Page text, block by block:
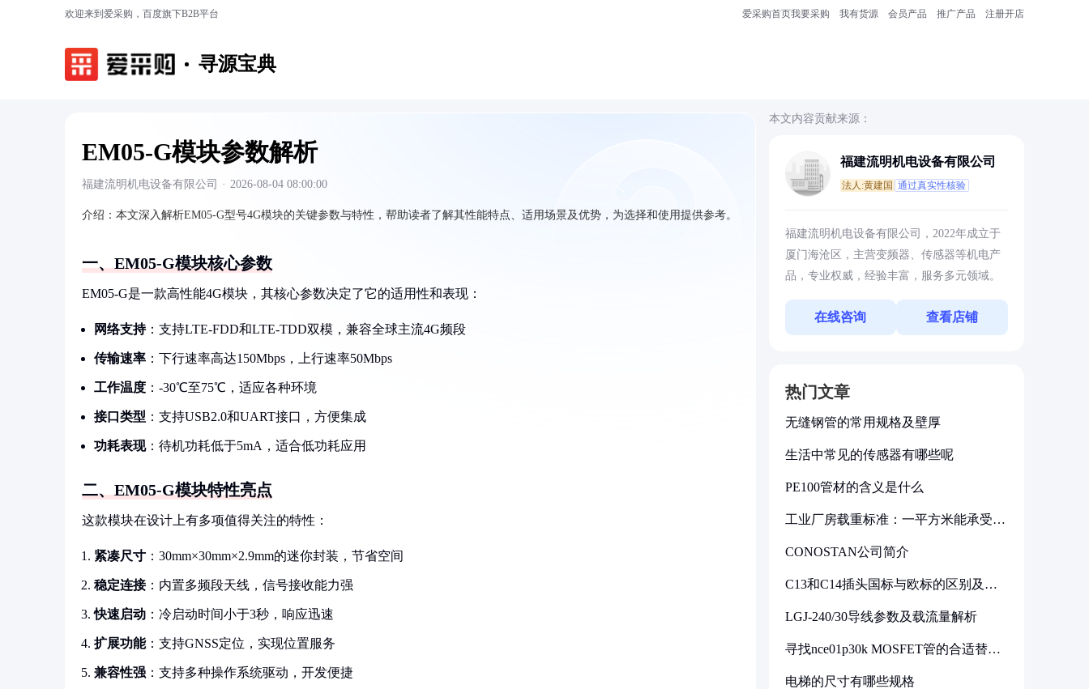
欢迎来到爱采购，百度旗下B2B平台 爱采购首页我要采购 我有货源 会员产品 推广产品 注册开店
寻源宝典
EM05-G模块参数解析
福建流明机电设备有限公司 · 2026-08-04 08:00:00
介绍： 本文深入解析EM05-G型号4G模块的关键参数与特性，帮助读者了解其性能特点、适用场景及优势，为选择和使用提供参考。
一、EM05-G模块核心参数
EM05-G是一款高性能4G模块，其核心参数决定了它的适用性和表现：
网络支持：支持LTE-FDD和LTE-TDD双模，兼容全球主流4G频段
传输速率 ：下行速率高达150Mbps，上行速率50Mbps
工作温度 ：-30℃至75℃，适应各种环境
接口类型 ：支持USB2.0和UART接口，方便集成
功耗表现：待机功耗低于5mA，适合低功耗应用
二、EM05-G模块特性亮点
这款模块在设计上有多项值得关注的特性：
紧凑尺寸 ：30mm×30mm×2.9mm的迷你封装，节省空间
稳定连接：内置多频段天线，信号接收能力强
快速启动 ：冷启动时间小于3秒，响应迅速
扩展功能：支持GNSS定位，实现位置服务
兼容性强 ：支持多种操作系统驱动，开发便捷
本文内容贡献来源：
福建流明机电设备有限公司
法人:黄建国 通过真实性核验
福建流明机电设备有限公司，2022年成立于
厦门海沧区，主营变频器、传感器等机电产
品，专业权威，经验丰富，服务多元领域。
在线咨询 查看店铺
热门文章
无缝钢管的常用规格及壁厚
生活中常见的传感器有哪些呢
PE100管材的含义是什么
工业厂房载重标准：一平方米能承受多
CONOSTAN公司简介
C13和C14插头国标与欧标的区别及其
LGJ-240/30导线参数及载流量解析
寻找nce01p30k MOSFET管的合适替代
电梯的尺寸有哪些规格